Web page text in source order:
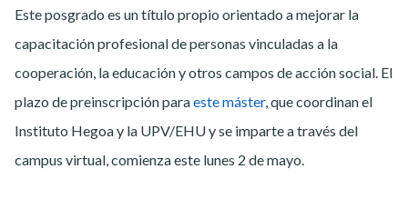
Este posgrado es un título propio orientado a mejorar la
capacitación profesional de personas vinculadas a la
cooperación, la educación y otros campos de acción social. El
plazo de preinscripción paraeste máster, que coordinan el
Instituto Hegoa y la UPV/EHU y se imparte a través del
campus virtual, comienza este lunes 2 de mayo.